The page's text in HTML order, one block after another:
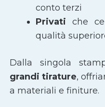
conto terzi
Privati che
qualità
Dalla singola
grandi tirature,
a materiali e finiture.